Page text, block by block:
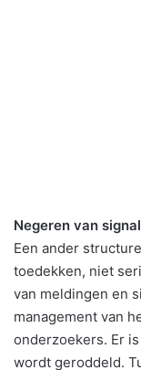
Negeren van
Een ander
toedekken, niet
van meldingen en
management van
onderzoekers. Er
wordt geroddeld.